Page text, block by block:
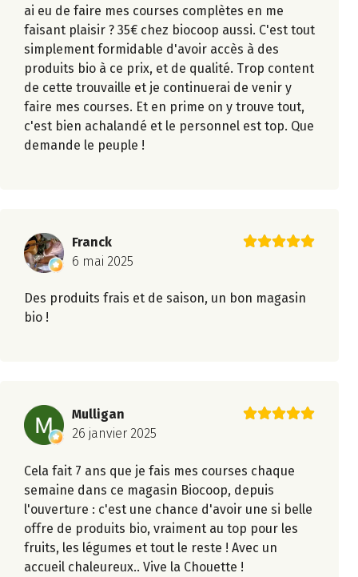
ai eu de faire mes courses complètes en me
faisant plaisir ? 35€ chez biocoop aussi. C'est tout
simplement formidable d'avoir accès à des
produits bio à ce prix, et de qualité. Trop content
de cette trouvaille et je continuerai de venir y
faire mes courses. Et en prime on y trouve tout,
c'est bien achalandé et le personnel est top. Que
demande le peuple !
Franck
6 mai 2025
Des produits frais et de saison, un bon magasin
bio !
Mulligan
26 janvier 2025
Cela fait 7 ans que je fais mes courses chaque
semaine dans ce magasin Biocoop, depuis
l'ouverture : c'est une chance d'avoir une si belle
offre de produits bio, vraiment au top pour les
fruits, les légumes et tout le reste ! Avec un
accueil chaleureux.. Vive la Chouette !